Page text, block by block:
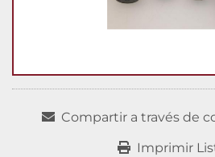
Compartir a través de
Imprimir